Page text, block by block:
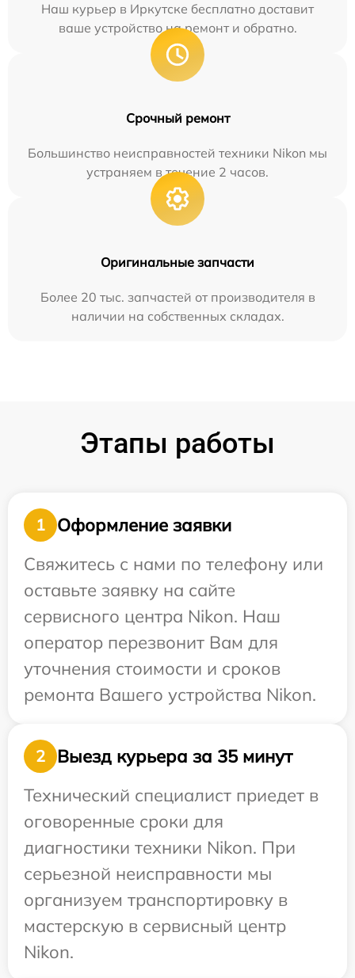
Наш курьер в Иркутске бесплатно доставит
ваше устройство на ремонт и обратно.
Срочный ремонт
Большинство неисправностей техники Nikon мы
устраняем в течение 2 часов.
Оригинальные запчасти
Более 20 тыс. запчастей от производителя в
наличии на собственных складах.
Этапы работы
1
Оформление заявки
Свяжитесь с нами по телефону или
оставьте заявку на сайте
сервисного центра Nikon. Наш
оператор перезвонит Вам для
уточнения стоимости и сроков
ремонта Вашего устройства Nikon.
2
Выезд курьера за 35 минут
Технический специалист приедет в
оговоренные сроки для
диагностики техники Nikon. При
серьезной неисправности мы
организуем транспортировку в
мастерскую в сервисный центр
Nikon.